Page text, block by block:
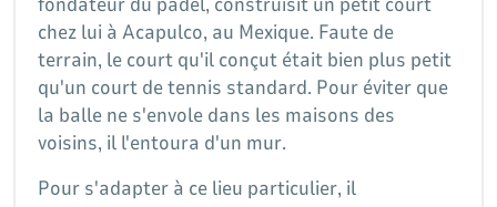
chez lui à Acapulco, au Mexique. Faute de
terrain, le court qu'il conçut était bien plus petit
qu'un court de tennis standard. Pour éviter que
la balle ne s'envole dans les maisons des
voisins, il l'entoura d'un mur.
Pour s'adapter à ce lieu particulier, il